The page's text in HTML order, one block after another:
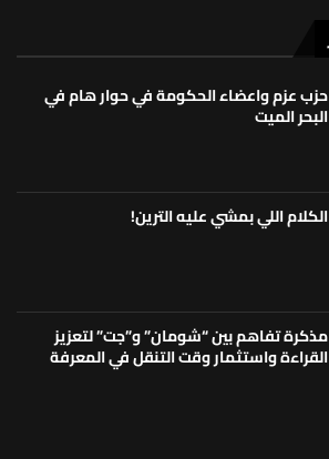
حزب عزم واعضاء الحكومة في حوار هام في
البحر الميت
الكلام اللي بمشي عليه الترين!
مذكرة تفاهم بين “شومان” و”جت” لتعزيز
القراءة واستثمار وقت التنقل في المعرفة